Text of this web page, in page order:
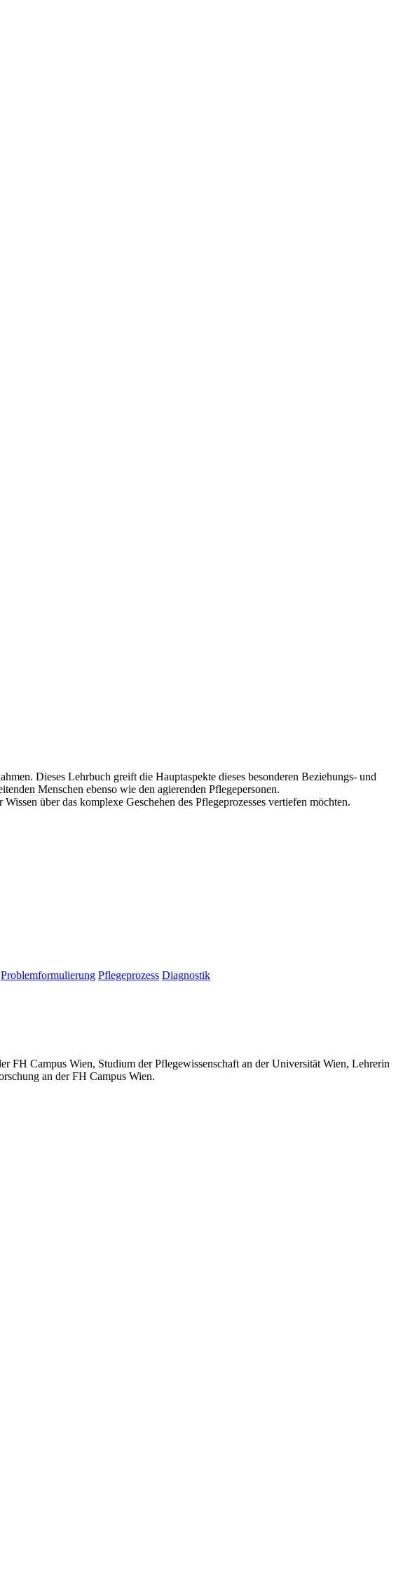
Dieses Lehrbuch greift die Hauptaspekte dieses besonderen Beziehungs- und
Menschen ebenso wie den agierenden Pflegepersonen.
über das komplexe Geschehen des Pflegeprozesses vertiefen möchten.
Problemformulierung Pflegeprozess Diagnostik
Campus Wien, Studium der Pflegewissenschaft an der Universität Wien, Lehrerin
an der FH Campus Wien.